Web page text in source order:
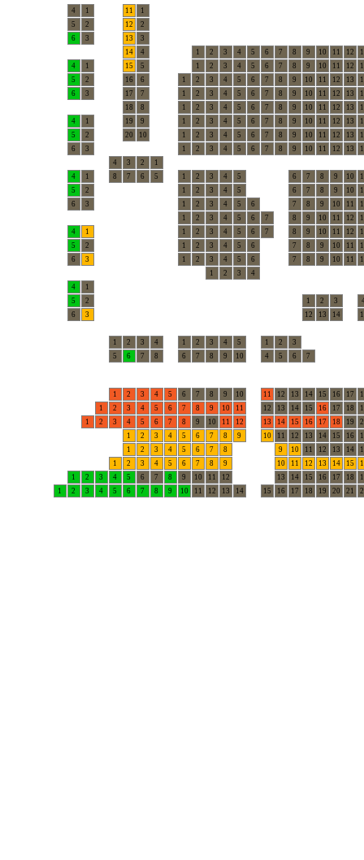
4 1 11
1
5
2 12
2
6
3 13
3
14
4 1 2 3 4 5 6 7 8 9 10 11 12
4
1 15 5 1 2 3 4 5 6 7 8 9 10 11 12
5
2 16 6 1 2 3 4 5 6 7 8 9 10 11 12 13
6
3 17 7 1 2 3 4 5 6 7 8 9 10 11 12 13
18
8 1 2 3 4 5 6 7 8 9 10 11 12 13
4
1 19 9 1 2 3 4 5 6 7 8 9 10 11 12 13
5
2 20 10 1 2 3 4 5 6 7 8 9 10 11 12 13
6
3 1 2 3 4 5 6 7 8 9 10 11 12 13
4
3 2
1
4
1 8 7 6 5 1 2 3 4 5 6 7 8 9 10
5
2 1 2 3 4 5 6 7 8 9 10
6
3 1 2 3 4 5 6 7 8 9 10 11
1
2 3 4 5 6 7 8 9 10 11 12
4
1 1 2 3 4 5 6 7 8 9 10 11 12
5
2 1 2 3 4 5 6 7 8 9 10 11
6
3 1 2 3 4 5 6 7 8 9 10 11
1
2 3
4
4
1
5
2 1 2 3
6
3 12 13 14
1 2 3 4 1 2 3 4 5 1 2
3
5
6 7 8 6 7 8 9 10 4 5 6 7
1 2 3 4 5 6 7 8 9 10 11 12 13 14 15 16 17
1
2 3 4 5 6 7 8 9 10 11 12 13 14 15 16 17 18
1
2 3 4 5 6 7 8 9 10 11 12 13 14 15 16 17 18 19
1
2 3 4 5 6 7 8 9 10 11 12 13 14 15 16
1
2 3 4 5 6 7 8 9 10 11 12 13 14
1
2 3 4 5 6 7 8 9 10 11 12 13 14 15
1
2 3 4 5 6 7 8 9 10 11 12 13 14 15 16 17 18
1
2 3 4 5 6 7 8 9 10 11 12 13 14 15 16 17 18 19 20 21